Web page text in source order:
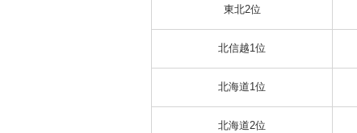
東北2位
北信越1位
北海道1位
北海道2位